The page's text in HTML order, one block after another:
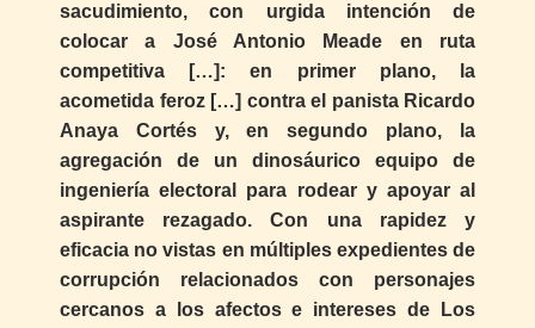
sacudimiento, con urgida intención de
colocar a José Antonio Meade en ruta
competitiva […]: en primer plano, la
acometida feroz […] contra el panista Ricardo
Anaya Cortés y, en segundo plano, la
agregación de un dinosáurico equipo de
ingeniería electoral para rodear y apoyar al
aspirante rezagado. Con una rapidez y
eficacia no vistas en múltiples expedientes de
corrupción relacionados con personajes
cercanos a los afectos e intereses de Los